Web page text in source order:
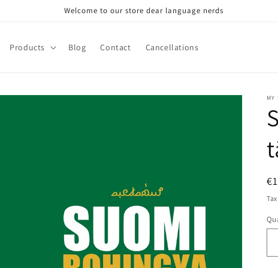
Welcome to our store dear language nerds
Products Blog Contact Cancellations
MY